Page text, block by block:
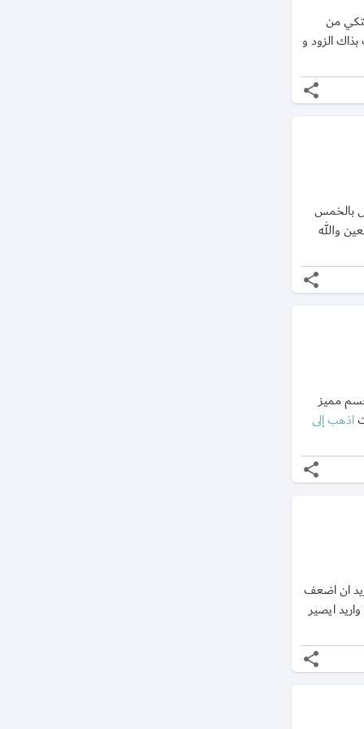
من
الزود و
share
انا با كل بالخمس
والله
share
حياتي بجسم مميز
اذهب إلى
share
اريد ان اضعف
ايصير
share